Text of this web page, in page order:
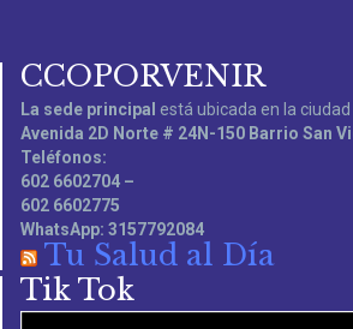
CCOPORVENIR
La sede principal está ubicada en la ciudad
Avenida 2D Norte # 24N-150 Barrio San
Teléfonos:
602 6602704 –
602 6602775
WhatsApp: 3157792084
Tu Salud al Día
Tik Tok